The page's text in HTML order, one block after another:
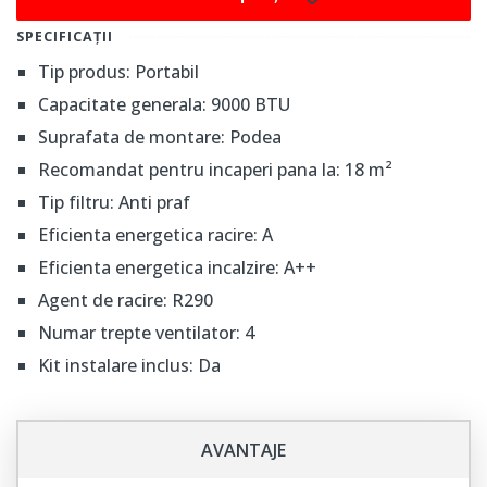
poate părea ridicat, performanțele generale și
satisfacă așteptările majorității utilizatorilor. Cu toate
acestea, lipsa tehnologiei Wi-Fi poate reprezenta un
dezavantaj pentru cei ce caută un produs ultra-modern.
Concluzionând, acest aparat reprezintă o opțiune
excelentă pentru oricine dorește să-și mențină locuința
răcoroasă fără prea multe complicații.
SPECIFICAȚII
Tip produs: Portabil
Capacitate generala: 9000 BTU
Suprafata de montare: Podea
Recomandat pentru incaperi pana la: 18 m²
Tip filtru: Anti praf
Eficienta energetica racire: A
Eficienta energetica incalzire: A++
Agent de racire: R290
Numar trepte ventilator: 4
Kit instalare inclus: Da
AVANTAJE